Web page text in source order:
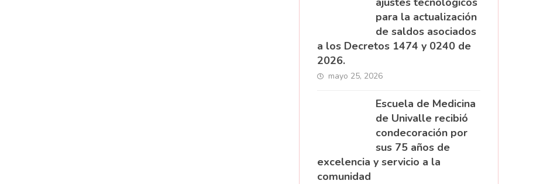
para la actualización
de saldos asociados
a los Decretos 1474 y 0240 de
2026.
mayo 25, 2026
Escuela de Medicina
de Univalle recibió
condecoración por
sus 75 años de
excelencia y servicio a la
comunidad